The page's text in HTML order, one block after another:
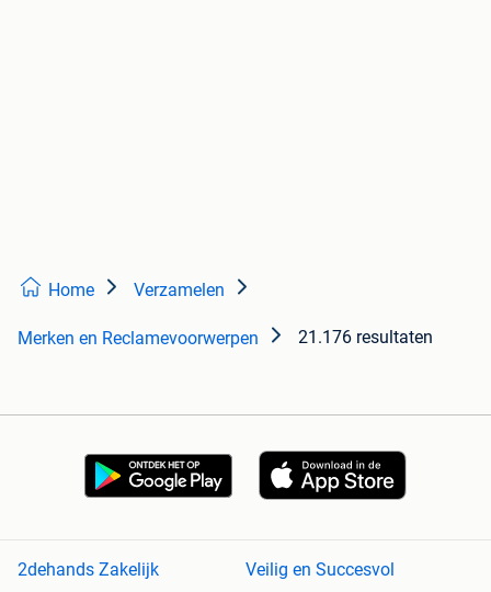
Home Verzamelen
Merken en Reclamevoorwerpen 21.176 resultaten
2dehands Zakelijk Veilig en Succesvol